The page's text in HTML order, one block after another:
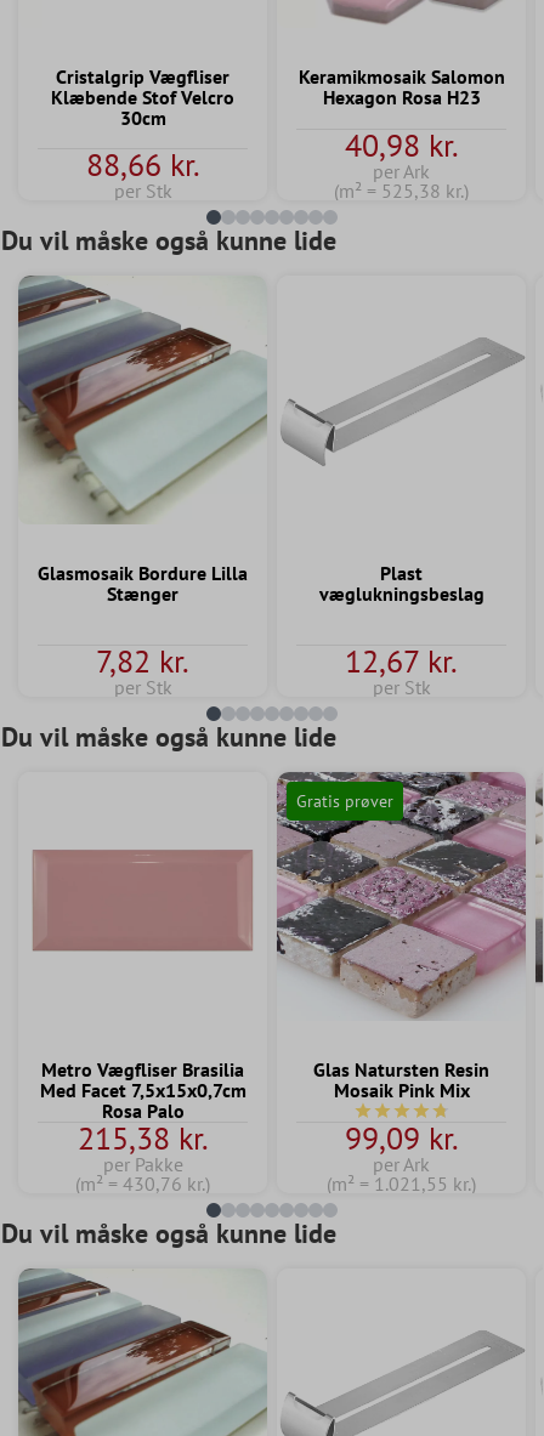
Cristalgrip Vægfliser
Klæbende Stof Velcro
30cm
88,66 kr.
per Stk
Keramikmosaik Salomon
Hexagon Rosa H23
40,98 kr.
per Ark
(m² = 525,38 kr.)
Du vil måske også kunne lide
Glasmosaik Bordure Lilla
Stænger
7,82 kr.
per Stk
Plast
væglukningsbeslag
12,67 kr.
per Stk
Du vil måske også kunne lide
Metro Vægfliser Brasilia
Med Facet 7,5x15x0,7cm
Rosa Palo
215,38 kr.
per Pakke
(m² = 430,76 kr.)
Gratis prøver
Glas Natursten Resin
Mosaik Pink Mix
Gennemsnitlig
99,09 kr.
per Ark
(m² = 1.021,55 kr.)
Du vil måske også kunne lide